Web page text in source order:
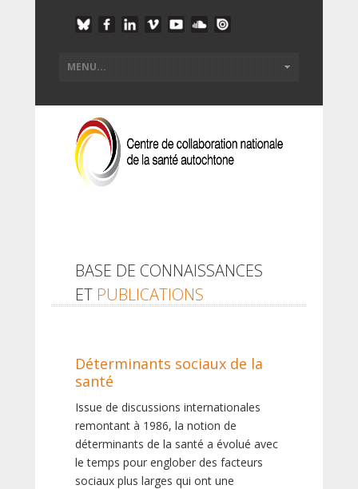
BASE DE CONNAISSANCES
ET PUBLICATIONS
Déterminants sociaux de la
santé
Issue de discussions internationales
remontant à 1986, la notion de
déterminants de la santé a évolué avec
le temps pour englober des facteurs
sociaux plus larges qui ont une